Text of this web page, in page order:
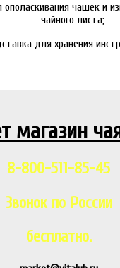
чашек и
чайного листа;
для хранения
магазин
8-800-511-85-45
Звонок по России
бесплатно.